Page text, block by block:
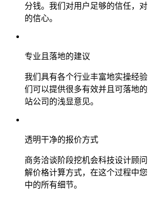
分钱。我们对用户足够的信任，
的信心。
专业且落地的建议
我们具有各个行业丰富地实操经
们可以提供很多有效并且可落地
站公司的浅显意见。
透明干净的报价方式
商务洽谈阶段挖机会科技设计顾
解价格计算方式，在这个过程中
中的所有细节。